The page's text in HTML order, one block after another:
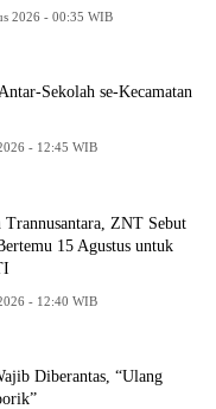
2026 - 00:35 WIB
Sekolah se-Kecamatan
- 12:45 WIB
ZNT Sebut
15 Agustus untuk
- 12:40 WIB
Diberantas, “Ulang